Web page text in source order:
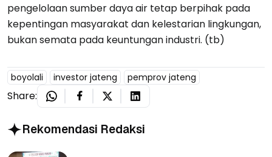
pengelolaan sumber daya air tetap berpihak pada
kepentingan masyarakat dan kelestarian lingkungan,
bukan semata pada keuntungan industri. (tb)
boyolali investor jateng pemprov jateng
Share:
Rekomendasi Redaksi